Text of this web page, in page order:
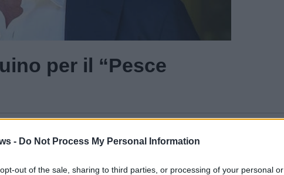
- Do Not Process My Personal Information
out of the sale, sharing to third parties, or processing of your personal or
per il “Pesce
Guarda l'archivio